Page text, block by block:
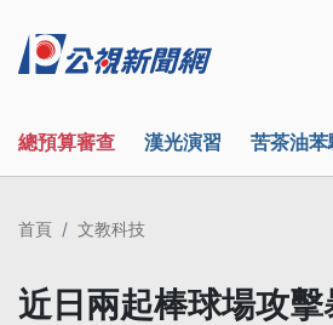
總預算審查 漢光演習 苦茶油
首頁 文教科技
近日兩起棒球場攻